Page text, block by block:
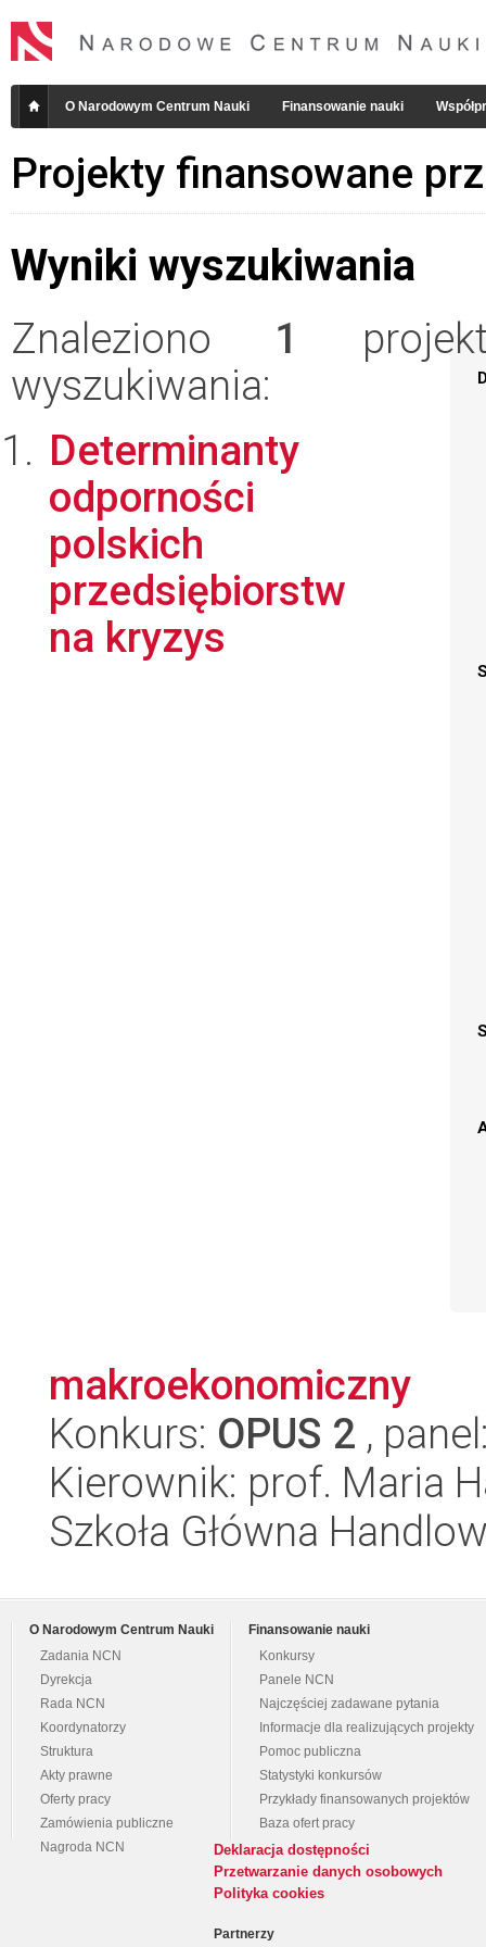
O Narodowym Centrum Nauki Finansowanie nauki
Projekty finansowane
Wyniki wyszukiwania
Znaleziono 1
wyszukiwania:
Determinanty
odporności
polskich
przedsiębiorstw
na kryzys
makroekonomiczny
Konkurs: OPUS 2 ,
Kierownik: prof. Maria
Szkoła Główna
O Narodowym Centrum Nauki
Zadania NCN
Dyrekcja
Rada NCN
Koordynatorzy
Struktura
Akty prawne
Oferty pracy
Zamówienia publiczne
Nagroda NCN
Finansowanie nauki
Konkursy
Panele NCN
Najczęściej zadawane pytania
Informacje dla realizujących projekty
Pomoc publiczna
Statystyki konkursów
Przykłady finansowanych projektów
Baza ofert pracy
Deklaracja dostępności
Przetwarzanie danych osobowych
Polityka cookies
Partnerzy